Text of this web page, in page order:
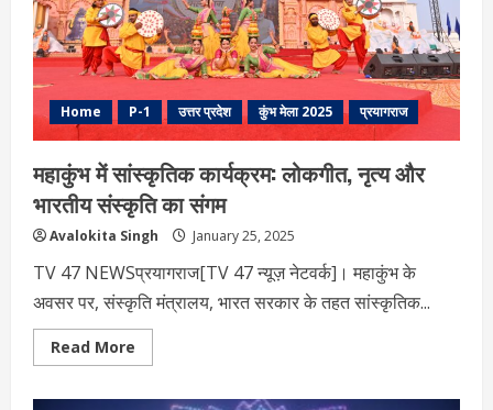
Home P-1 उत्तर प्रदेश कुंभ मेला 2025 प्रयागराज
महाकुंभ में सांस्कृतिक कार्यक्रम: लोकगीत, नृत्य और
भारतीय संस्कृति का संगम
Avalokita Singh January 25, 2025
TV 47 NEWSप्रयागराज[TV 47 न्यूज़ नेटवर्क]। महाकुंभ के
अवसर पर, संस्कृति मंत्रालय, भारत सरकार के तहत सांस्कृतिक...
Read More
more